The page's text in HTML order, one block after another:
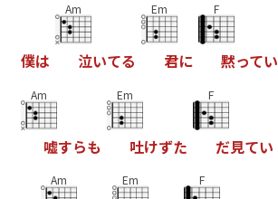
僕は
Am
泣いてる
Em
君に
F
黙ってい
Am
嘘すらも
Em
吐けずた
F
だ見てい
Am Em F